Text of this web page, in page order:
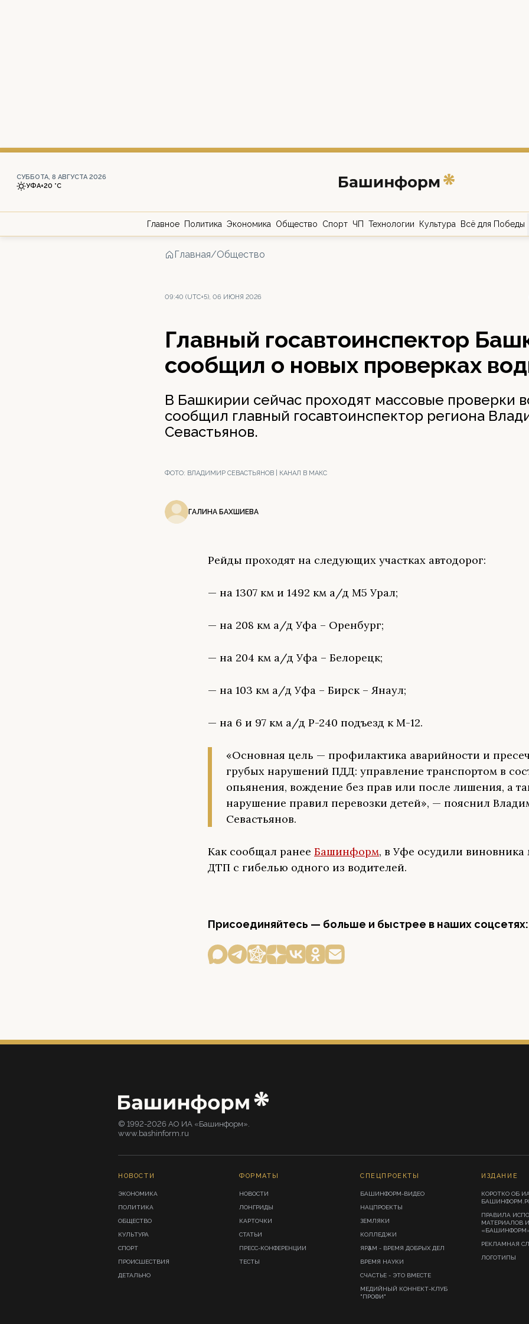
СУББОТА, 8 АВГУСТА 2026
УФА+20 °С
Главное Политика Экономика Общество Спорт ЧП Технологии Культура Всё для Победы
Главная/Общество
09:40 (UTC+5), 06 ИЮНЯ 2026
Главный госавтоинспектор
сообщил о новых проверках
В Башкирии сейчас проходят массовые проверки
сообщил главный госавтоинспектор региона
Севастьянов.
ФОТО: ВЛАДИМИР СЕВАСТЬЯНОВ | КАНАЛ В МАКС
ГАЛИНА БАХШИЕВА
Рейды проходят на следующих участках автодорог:
— на 1307 км и 1492 км а/д М5 Урал;
— на 208 км а/д Уфа – Оренбург;
— на 204 км а/д Уфа – Белорецк;
— на 103 км а/д Уфа – Бирск – Янаул;
— на 6 и 97 км а/д Р-240 подъезд к М-12.
«Основная цель — профилактика аварийности и
грубых нарушений ПДД: управление транспортом в
опьянения, вождение без прав или после лишения, а
нарушение правил перевозки детей», — пояснил
Севастьянов.
Как сообщал ранее Башинформ, в Уфе осудили виновника
ДТП с гибелью одного из водителей.
Присоединяйтесь — больше и быстрее в наших соцсетях:
© 1992-2026 АО ИА «Башинформ».
www.bashinform.ru
НОВОСТИ
ЭКОНОМИКА
ПОЛИТИКА
ОБЩЕСТВО
КУЛЬТУРА
СПОРТ
ПРОИСШЕСТВИЯ
ДЕТАЛЬНО
ФОРМАТЫ
НОВОСТИ
ЛОНГРИДЫ
КАРТОЧКИ
СТАТЬИ
ПРЕСС-КОНФЕРЕНЦИИ
ТЕСТЫ
СПЕЦПРОЕКТЫ
БАШИНФОРМ-ВИДЕО
НАЦПРОЕКТЫ
ЗЕМЛЯКИ
КОЛЛЕДЖИ
ЯРҘАМ - ВРЕМЯ ДОБРЫХ ДЕЛ
ВРЕМЯ НАУКИ
СЧАСТЬЕ - ЭТО ВМЕСТЕ
МЕДИЙНЫЙ КОННЕКТ-КЛУБ
"ПРОФИ"
ИЗДАНИЕ
КОРОТКО ОБ ИА
ПРАВИЛА
МАТЕРИАЛОВ
РЕКЛАМНАЯ
ЛОГОТИПЫ